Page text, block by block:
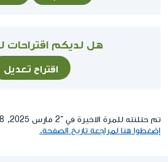
هل لديكم اقتراحات
اقتراح تعديل
تم حتلنته للمرة الاخيرة في ־2 مارس 2025, 13:38
إضغطوا هنا لمراجعة تاريخ الصفحة.